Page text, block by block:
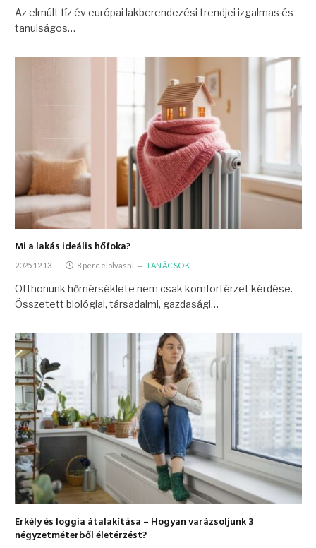
Az elmúlt tíz év európai lakberendezési trendjei izgalmas és
tanulságos…
Mi a lakás ideális hőfoka?
2025.12.13. 8 perc elolvasni TANÁCSOK
Otthonunk hőmérséklete nem csak komfortérzet kérdése.
Összetett biológiai, társadalmi, gazdasági…
Erkély és loggia átalakítása – Hogyan varázsoljunk 3
négyzetméterből életérzést?